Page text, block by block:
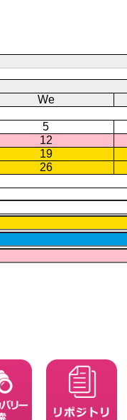
We
5
12
19
26